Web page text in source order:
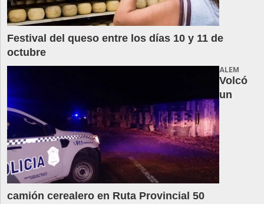
Festival del queso entre los días 10 y 11 de
octubre
ALEM
Volcó
un
camión cerealero en Ruta Provincial 50